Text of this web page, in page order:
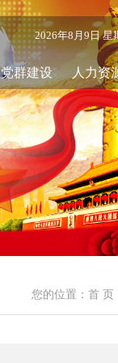
2026年8月9日 星
党群建设 人力资
您的位置： 首 页